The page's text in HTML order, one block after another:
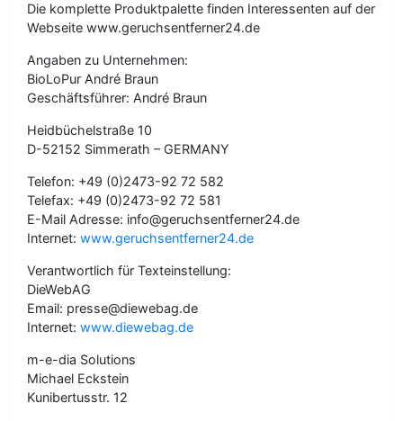
Die komplette Produktpalette finden Interessenten auf der
Webseite www.geruchsentferner24.de
Angaben zu Unternehmen:
BioLoPur André Braun
Geschäftsführer: André Braun
Heidbüchelstraße 10
D-52152 Simmerath – GERMANY
Telefon: +49 (0)2473-92 72 582
Telefax: +49 (0)2473-92 72 581
E-Mail Adresse: info@geruchsentferner24.de
Internet: www.geruchsentferner24.de
Verantwortlich für Texteinstellung:
DieWebAG
Email: presse@diewebag.de
Internet: www.diewebag.de
m-e-dia Solutions
Michael Eckstein
Kunibertusstr. 12